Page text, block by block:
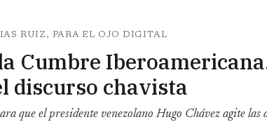
RUIZ, PARA EL OJO DIGITAL
Cumbre
discurso chavista
que el presidente venezolano Hugo Chávez agite las